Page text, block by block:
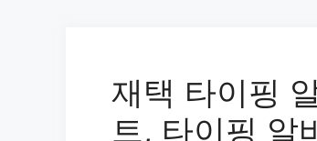
재택 타이핑
트, 타이핑 알